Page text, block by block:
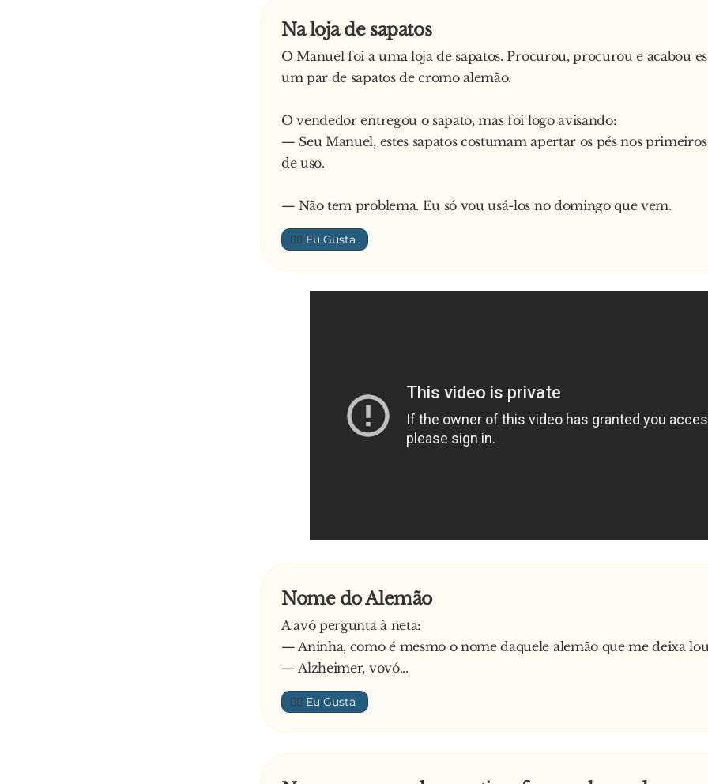
Na loja de sapatos
O Manuel foi a uma loja de sapatos. Procurou, procurou e acabou
um par de sapatos de cromo alemão.
O vendedor entregou o sapato, mas foi logo avisando:
— Seu Manuel, estes sapatos costumam apertar os pés nos
de uso.
— Não tem problema. Eu só vou usá-los no domingo que vem.
👍🏼
Nome do Alemão
A avó pergunta à neta:
— Aninha, como é mesmo o nome daquele alemão que me deixa
— Alzheimer, vovó...
👍🏼